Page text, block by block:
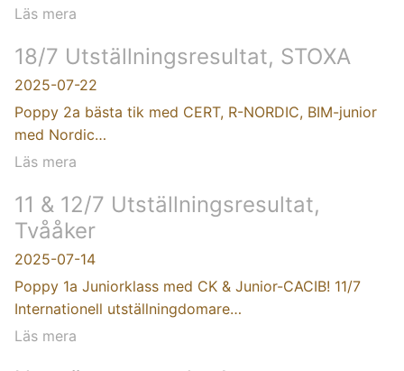
Läs mera
18/7 Utställningsresultat, STOXA
2025-07-22
Poppy 2a bästa tik med CERT, R-NORDIC, BIM-junior
med Nordic…
Läs mera
11 & 12/7 Utställningsresultat,
Tvååker
2025-07-14
Poppy 1a Juniorklass med CK & Junior-CACIB! 11/7
Internationell utställningdomare…
Läs mera